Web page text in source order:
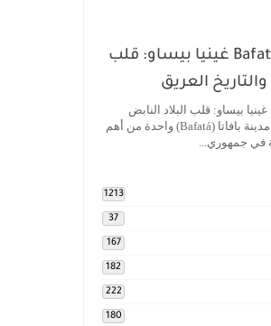
مدينة بافاتا Bafatá غينيا بيساو: قلب
العريق
مدينة بافاتا Bafatá غينيا بيساو: قلب البلاد النابض
والتاريخ العريق تُعد مدينة بافاتا (Bafatá) واحدة من أهم
في جمهوري...
1213
37
167
182
222
180